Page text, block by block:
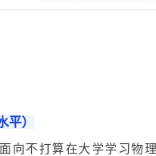
平）
向不打算在大学学习物